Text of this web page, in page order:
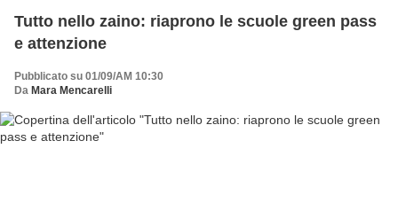
Tutto nello zaino: riaprono le scuole green pass
e attenzione
Pubblicato su 01/09/AM 10:30
Da Mara Mencarelli